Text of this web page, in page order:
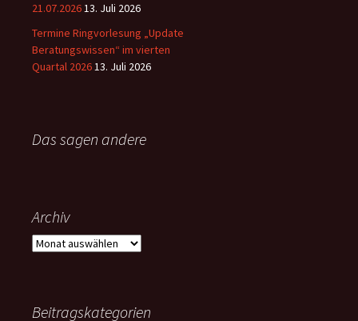
21.07.202613. Juli 2026
Termine Ringvorlesung „Update
Beratungswissen“ im vierten
Quartal 202613. Juli 2026
Das sagen andere
Archiv
Archiv
Beitragskategorien